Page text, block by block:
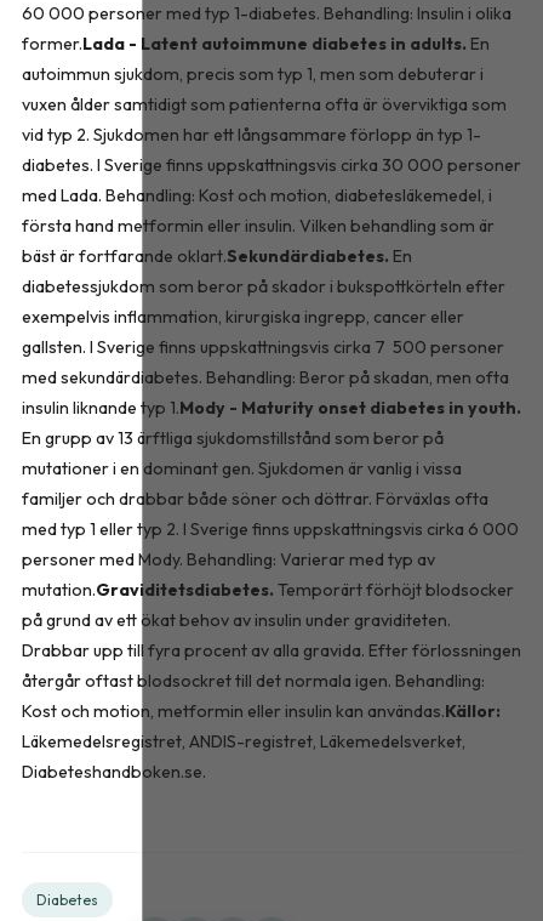
60 000 personer med typ 1-diabetes. Behandling: Insulin i olika
former.Lada - Latent autoimmune diabetes in adults. En
autoimmun sjukdom, precis som typ 1, men som debuterar i
vuxen ålder samtidigt som patienterna ofta är överviktiga som
vid typ 2. Sjukdomen har ett långsammare förlopp än typ 1-
diabetes. I Sverige finns uppskattningsvis cirka 30 000 personer
med Lada. Behandling: Kost och motion, diabetesläkemedel, i
första hand metformin eller insulin. Vilken behandling som är
bäst är fortfarande oklart.Sekundärdiabetes. En
diabetessjukdom som beror på skador i bukspottkörteln efter
exempelvis inflammation, kirurgiska ingrepp, cancer eller
gallsten. I Sverige finns uppskattningsvis cirka 7 500 personer
med sekundärdiabetes. Behandling: Beror på skadan, men ofta
insulin liknande typ 1.Mody - Maturity onset diabetes in youth.
En grupp av 13 ärftliga sjukdomstillstånd som beror på
mutationer i en dominant gen. Sjukdomen är vanlig i vissa
familjer och drabbar både söner och döttrar. Förväxlas ofta
med typ 1 eller typ 2. I Sverige finns uppskattningsvis cirka 6 000
personer med Mody. Behandling: Varierar med typ av
mutation.Graviditetsdiabetes. Temporärt förhöjt blodsocker
på grund av ett ökat behov av insulin under graviditeten.
Drabbar upp till fyra procent av alla gravida. Efter förlossningen
återgår oftast blodsockret till det normala igen. Behandling:
Kost och motion, metformin eller insulin kan användas.Källor:
Läkemedelsregistret, ANDIS-registret, Läkemedelsverket,
Diabeteshandboken.se.
Diabetes